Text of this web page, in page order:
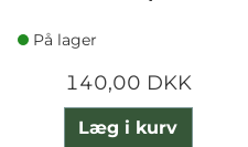
På lager
140,00 DKK
Læg i kurv